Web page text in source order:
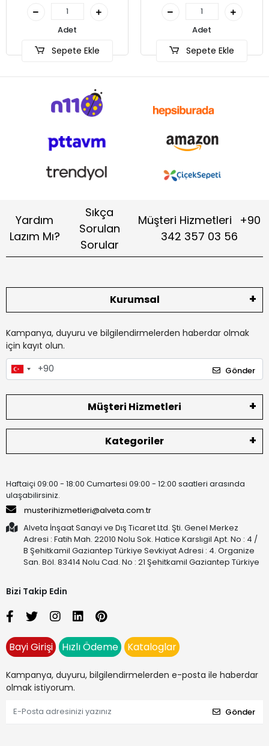
Adet
Sepete Ekle
Adet
Sepete Ekle
Yardım
Lazım Mı?
Sıkça
Sorulan
Sorular
Müşteri Hizmetleri
+90
342 357 03 56
Kurumsal
Kampanya, duyuru ve bilgilendirmelerden haberdar olmak
için kayıt olun.
Gönder
Müşteri Hizmetleri
Kategoriler
Haftaiçi 09:00 - 18:00 Cumartesi 09:00 - 12:00 saatleri arasında
ulaşabilirsiniz.
musterihizmetleri@alveta.com.tr
Alveta İnşaat Sanayi ve Dış Ticaret Ltd. Şti. Genel Merkez
Adresi : Fatih Mah. 22010 Nolu Sok. Hatice Karslıgil Apt. No : 4 /
B Şehitkamil Gaziantep Türkiye Sevkiyat Adresi : 4. Organize
San. Böl. 83414 Nolu Cad. No : 21 Şehitkamil Gaziantep Türkiye
Bizi Takip Edin
Bayi Girişi Hızlı Ödeme Kataloglar
Kampanya, duyuru, bilgilendirmelerden e-posta ile haberdar
olmak istiyorum.
Gönder